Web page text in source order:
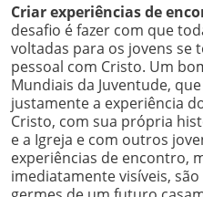
Criar experiências de
desafio é fazer com que
voltadas para os jovens se
pessoal com Cristo. Um
Mundiais da Juventude,
justamente a experiência
Cristo, com sua própria
e a Igreja e com outros
experiências de encontro,
imediatamente visíveis,